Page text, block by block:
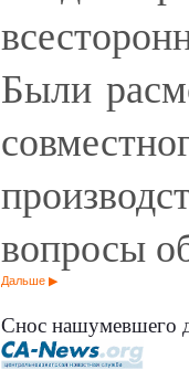
Были
вопросы
Дальше
Снос нашумевшего